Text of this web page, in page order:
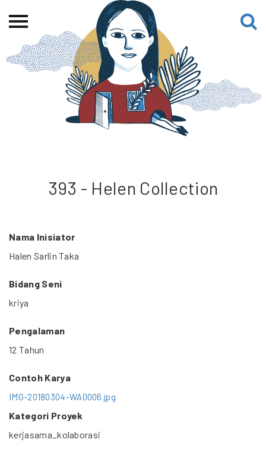
Beranda
Tentang
Permohonan Hibah
Sekolah Pemikiran
Kredit Web-site
393 - Helen Collection
Nama Inisiator
Halen Sarlin Taka
Bidang Seni
kriya
Pengalaman
12 Tahun
Contoh Karya
IMG-20180304-WA0006.jpg
Kategori Proyek
kerjasama_kolaborasi